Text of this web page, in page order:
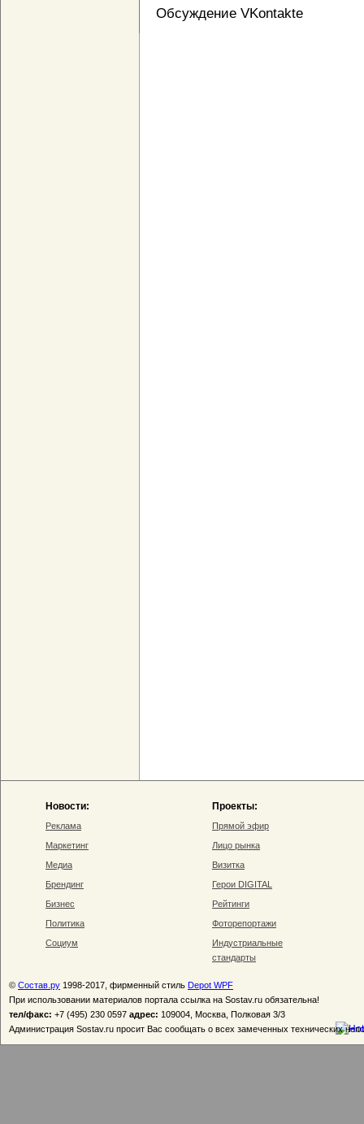
Обсуждение VKontakte
Новости:
Реклама
Маркетинг
Медиа
Брендинг
Бизнес
Политика
Социум
Проекты:
Прямой эфир
Лицо рынка
Визитка
Герои DIGITAL
Рейтинги
Фоторепортажи
Индустриальные
стандарты
© Состав.ру 1998-2017, фирменный стиль Depot WPF
При использовании материалов портала ссылка на Sostav.ru обязательна!
тел/факс: +7 (495) 230 0597 адрес: 109004, Москва, Полковая 3/3
Администрация Sostav.ru просит Вас сообщать о всех замеченных технических